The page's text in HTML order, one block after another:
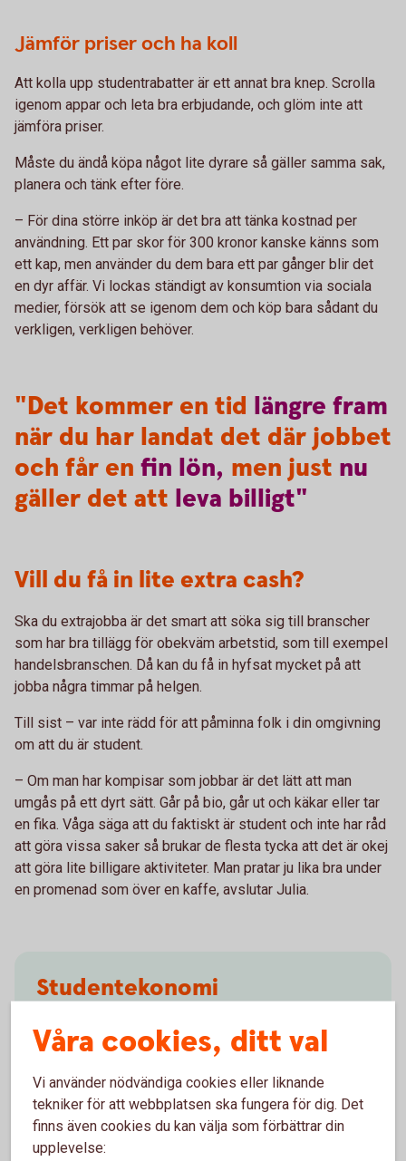
Jämför priser och ha koll
Att kolla upp studentrabatter är ett annat bra knep. Scrolla
igenom appar och leta bra erbjudande, och glöm inte att
jämföra priser.
Måste du ändå köpa något lite dyrare så gäller samma sak,
planera och tänk efter före.
– För dina större inköp är det bra att tänka kostnad per
användning. Ett par skor för 300 kronor kanske känns som
ett kap, men använder du dem bara ett par gånger blir det
en dyr affär. Vi lockas ständigt av konsumtion via sociala
medier, försök att se igenom dem och köp bara sådant du
verkligen, verkligen behöver.
"Det kommer en tid längre fram
när du har landat det där jobbet
och får en fin lön, men just nu
gäller det att leva billigt"
Vill du få in lite extra cash?
Ska du extrajobba är det smart att söka sig till branscher
som har bra tillägg för obekväm arbetstid, som till exempel
handelsbranschen. Då kan du få in hyfsat mycket på att
jobba några timmar på helgen.
Till sist – var inte rädd för att påminna folk i din omgivning
om att du är student.
– Om man har kompisar som jobbar är det lätt att man
umgås på ett dyrt sätt. Går på bio, går ut och käkar eller tar
en fika. Våga säga att du faktiskt är student och inte har råd
att göra vissa saker så brukar de flesta tycka att det är okej
att göra lite billigare aktiviteter. Man pratar ju lika bra under
en promenad som över en kaffe, avslutar Julia.
Studentekonomi
Tips för en bättre ekonomi under studierna.
Våra cookies, ditt val
Vi använder nödvändiga cookies eller liknande
tekniker för att webbplatsen ska fungera för dig. Det
finns även cookies du kan välja som förbättrar din
upplevelse: